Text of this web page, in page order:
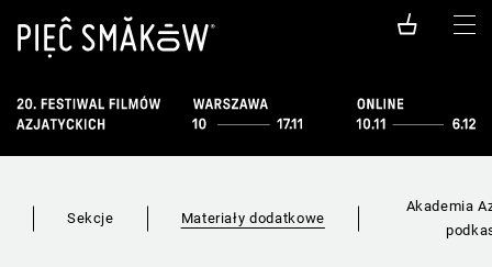
Sekcje Materiały dodatkowe
Akademia